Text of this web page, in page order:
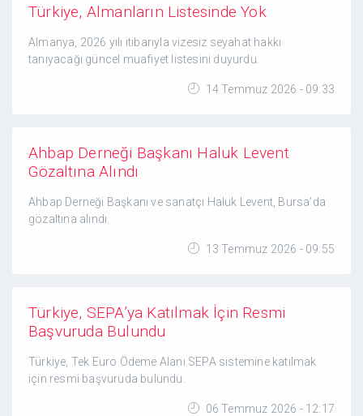
Türkiye, Almanların Listesinde Yok
Almanya, 2026 yılı itibarıyla vizesiz seyahat hakkı
tanıyacağı güncel muafiyet listesini duyurdu.
14 Temmuz 2026 - 09:33
Ahbap Derneği Başkanı Haluk Levent
Gözaltına Alındı
Ahbap Derneği Başkanı ve sanatçı Haluk Levent, Bursa’da
gözaltına alındı.
13 Temmuz 2026 - 09:55
Türkiye, SEPA’ya Katılmak İçin Resmi
Başvuruda Bulundu
Türkiye, Tek Euro Ödeme Alanı SEPA sistemine katılmak
için resmi başvuruda bulundu.
06 Temmuz 2026 - 12:17